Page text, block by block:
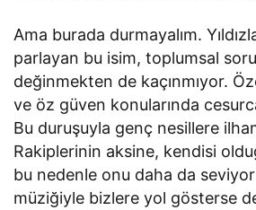
Ama burada durmayalım.
parlayan bu isim, toplumsal
değinmekten de kaçınmıyor.
ve öz güven konularında
Bu duruşuyla genç nesillere
Rakiplerinin aksine, kendisi
bu nedenle onu daha da
müziğiyle bizlere yol gösterse